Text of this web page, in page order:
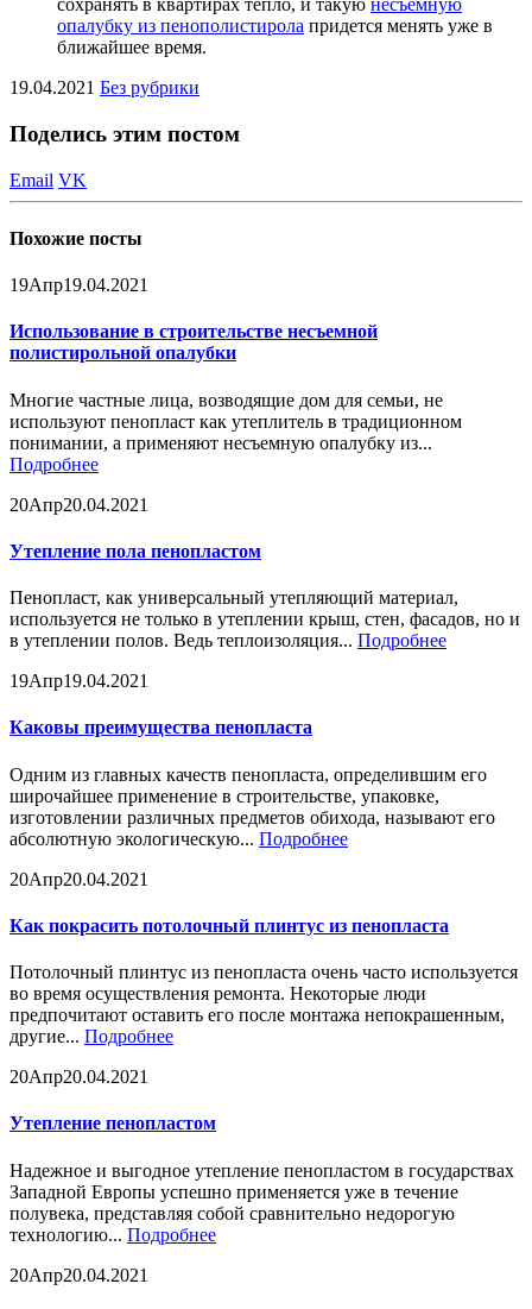
сохранять в квартирах тепло, и такую несъёмную
опалубку из пенополистирола придется менять уже в
ближайшее время.
19.04.2021 Без рубрики
Поделись этим постом
Email VK
Похожие посты
19Апр19.04.2021
Использование в строительстве несъемной
полистирольной опалубки
Многие частные лица, возводящие дом для семьи, не
используют пенопласт как утеплитель в традиционном
понимании, а применяют несъемную опалубку из...
Подробнее
20Апр20.04.2021
Утепление пола пенопластом
Пенопласт, как универсальный утепляющий материал,
используется не только в утеплении крыш, стен, фасадов, но и
в утеплении полов. Ведь теплоизоляция... Подробнее
19Апр19.04.2021
Каковы преимущества пенопласта
Одним из главных качеств пенопласта, определившим его
широчайшее применение в строительстве, упаковке,
изготовлении различных предметов обихода, называют его
абсолютную экологическую... Подробнее
20Апр20.04.2021
Как покрасить потолочный плинтус из пенопласта
Потолочный плинтус из пенопласта очень часто используется
во время осуществления ремонта. Некоторые люди
предпочитают оставить его после монтажа непокрашенным,
другие... Подробнее
20Апр20.04.2021
Утепление пенопластом
Надежное и выгодное утепление пенопластом в государствах
Западной Европы успешно применяется уже в течение
полувека, представляя собой сравнительно недорогую
технологию... Подробнее
20Апр20.04.2021